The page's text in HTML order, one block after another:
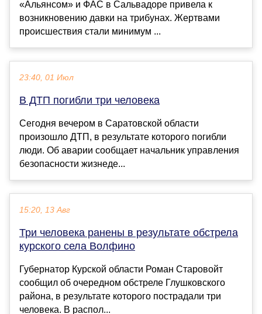
«Альянсом» и ФАС в Сальвадоре привела к
возникновению давки на трибунах. Жертвами
происшествия стали минимум ...
23:40, 01 Июл
В ДТП погибли три человека
Сегодня вечером в Саратовской области
произошло ДТП, в результате которого погибли
люди. Об аварии сообщает начальник управления
безопасности жизнеде...
15:20, 13 Авг
Три человека ранены в результате обстрела
курского села Волфино
Губернатор Курской области Роман Старовойт
сообщил об очередном обстреле Глушковского
района, в результате которого пострадали три
человека. В распол...